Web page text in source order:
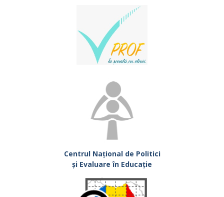
Centrul Național de Politici
și Evaluare în Educație